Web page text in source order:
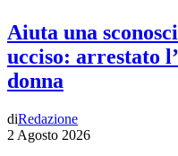
Aiuta una
ucciso: arrestato
donna
diRedazione
2 Agosto 2026